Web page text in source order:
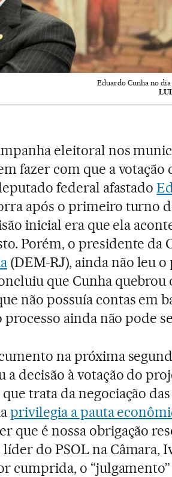
Eduardo Cunha no dia
eleitoral nos
fazer com que a votação
federal afastado
após o primeiro turno
inicial era que ela
Porém, o presidente da
(DEM-RJ), ainda não leu o
que Cunha quebrou
não possuía contas em
processo ainda não pode
na próxima
a decisão à votação do
trata da negociação
privilegia a pauta
que é nossa obrigação
líder do PSOL na Câmara,
cumprida, o